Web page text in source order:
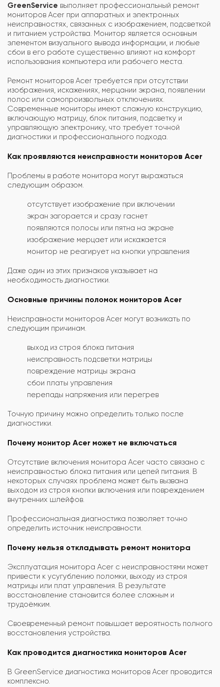
GreenService выполняет профессиональный ремонт
мониторов Acer при аппаратных и электронных
неисправностях, связанных с изображением, подсветкой
и питанием устройства. Монитор является основным
элементом визуального вывода информации, и любые
сбои в его работе существенно влияют на комфорт
использования компьютера или рабочего места.
Ремонт мониторов Acer требуется при отсутствии
изображения, искажениях, мерцании экрана, появлении
полос или самопроизвольных отключениях.
Современные мониторы имеют сложную конструкцию,
включающую матрицу, блок питания, подсветку и
управляющую электронику, что требует точной
диагностики и профессионального подхода.
Как проявляются неисправности мониторов Acer
Проблемы в работе монитора могут выражаться
следующим образом.
отсутствует изображение при включении
экран загорается и сразу гаснет
появляются полосы или пятна на экране
изображение мерцает или искажается
монитор не реагирует на кнопки управления
Даже один из этих признаков указывает на
необходимость диагностики.
Основные причины поломок мониторов Acer
Неисправности мониторов Acer могут возникать по
следующим причинам.
выход из строя блока питания
неисправность подсветки матрицы
повреждение матрицы экрана
сбои платы управления
перепады напряжения или перегрев
Точную причину можно определить только после
диагностики.
Почему монитор Acer может не включаться
Отсутствие включения монитора Acer часто связано с
неисправностью блока питания или цепей питания. В
некоторых случаях проблема может быть вызвана
выходом из строя кнопки включения или повреждением
внутренних шлейфов.
Профессиональная диагностика позволяет точно
определить источник неисправности.
Почему нельзя откладывать ремонт монитора
Эксплуатация монитора Acer с неисправностями может
привести к усугублению поломки, выходу из строя
матрицы или плат управления. В результате
восстановление становится более сложным и
трудоёмким.
Своевременный ремонт повышает вероятность полного
восстановления устройства.
Как проводится диагностика мониторов Acer
В GreenService диагностика мониторов Acer проводится
комплексно.